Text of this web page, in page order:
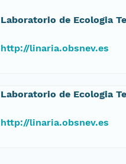
Laboratorio de Ecologia
http://linaria.obsnev.es
Laboratorio de Ecologia
http://linaria.obsnev.es